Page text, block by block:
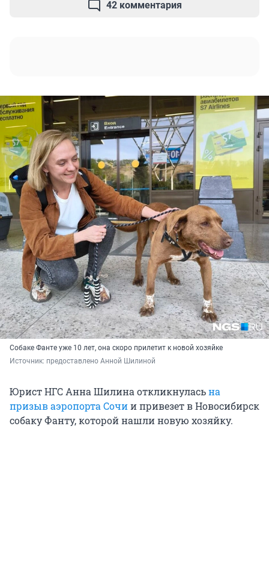
42 комментария
Собаке Фанте уже 10 лет, она скоро прилетит к новой хозяйке
Источник: предоставлено Анной Шилиной
Юрист НГС Анна Шилина откликнуласьна
призыв аэропорта Сочии привезет в Новосибирск
собаку Фанту, которой нашли новую хозяйку.